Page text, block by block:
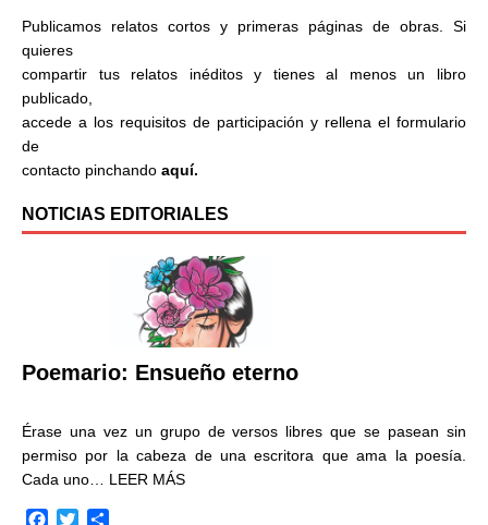
Publicamos relatos cortos y primeras páginas de obras. Si
quieres
compartir tus relatos inéditos y tienes al menos un libro
publicado,
accede a los requisitos de participación y rellena el formulario
de
contacto pinchando aquí.
NOTICIAS EDITORIALES
Poemario: Ensueño eterno
Érase una vez un grupo de versos libres que se pasean sin
permiso por la cabeza de una escritora que ama la poesía.
Cada uno… LEER MÁS